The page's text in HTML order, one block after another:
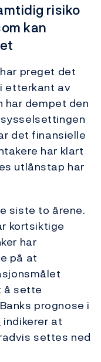
risiko
kan
preget det
etterkant av
har dempet den
det finansielle
har klart
utlånstap har
siste to årene.
kortsiktige
har
på at
å sette
prognose i
indikerer at
settes ned